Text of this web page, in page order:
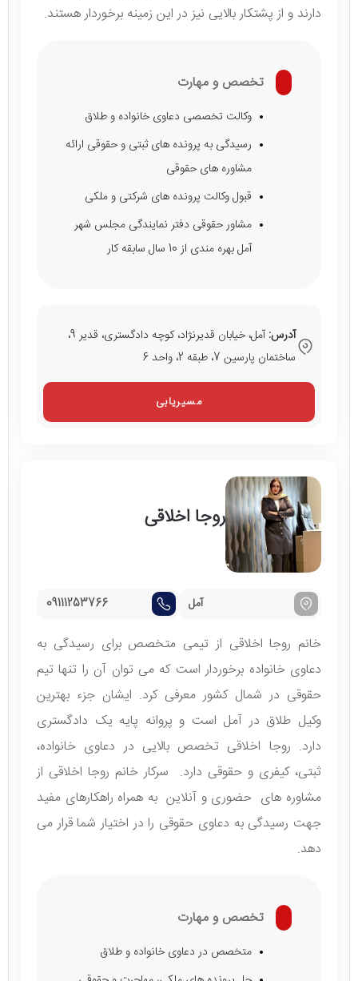
دارند و از پشتکار بالایی نیز در این زمینه برخوردار هستند.
تخصص و مهارت
وکالت تخصصی دعاوی خانواده و طلاق
رسیدگی به پرونده های ثبتی و حقوقی ارائه
مشاوره های حقوقی
قبول وکالت پرونده های شرکتی و ملکی
مشاور حقوقی دفتر نمایندگی مجلس شهر
آمل بهره مندی از 10 سال سابقه کار
آدرس:
آمل، خیابان قدیرنژاد، کوچه دادگستری، قدیر 9،
ساختمان پارسین 7، طبقه 2، واحد 6
مسیریابی
روجا اخلاقی
آمل 09111253766
خانم روجا اخلاقی از تیمی متخصص برای رسیدگی به
دعاوی خانواده برخوردار است که می توان آن را تنها تیم
حقوقی در شمال کشور معرفی کرد. ایشان جزء بهترین
وکیل طلاق در آمل است و پروانه پایه یک دادگستری
دارد. روجا اخلاقی تخصص بالایی در دعاوی خانواده،
ثبتی، کیفری و حقوقی دارد. سرکار خانم روجا اخلاقی از
مشاوره های حضوری و آنلاین به همراه راهکارهای مفید
جهت رسیدگی به دعاوی حقوقی را در اختیار شما قرار می
دهد.
تخصص و مهارت
متخصص در دعاوی خانواده و طلاق